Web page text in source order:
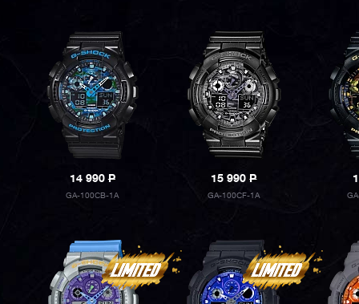
14 990P
GA-100CB-1A
15 990P
GA-100CF-1A